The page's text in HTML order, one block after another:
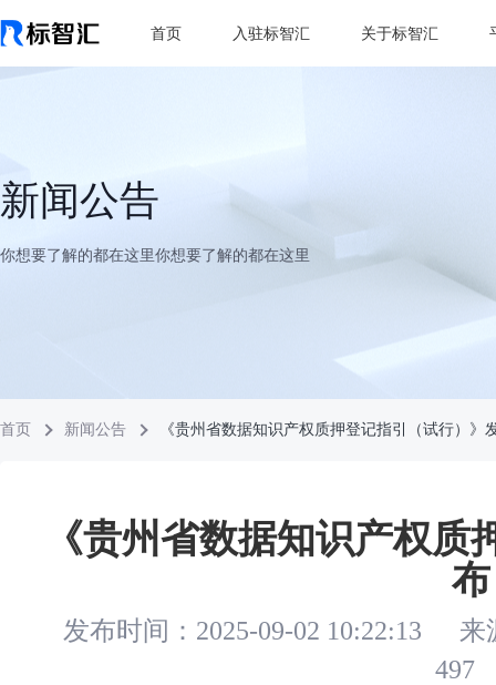
首页 入驻标智汇 关于标智汇
新闻公告
你想要了解的都在这里你想要了解的都在这里
首页 新闻公告 《贵州省数据知识产权质押登记指引（试行）》
《贵州省数据知识产权
布
发布时间：2025-09-02 10:22:13
来
497